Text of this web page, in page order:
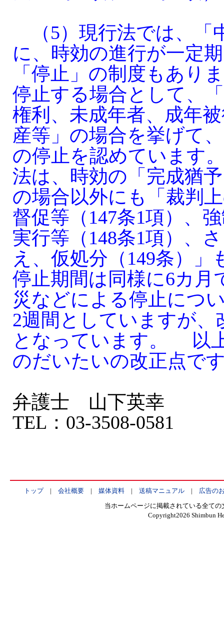
（5）現行法では、「
に、時効の進行が一定
「停止」の制度もあり
停止する場合として、
権利、未成年者、成年
産等」の場合を挙げて
の停止を認めています
法は、時効の「完成猶
の場合以外にも「裁判
督促等（147条1項）、
実行等（148条1項）、
え、仮処分（149条）」
停止期間は同様に6カ月
災などによる停止につ
2週間としていますが、
となっています。 以
のだいたいの改正点で
弁護士 山下英幸
TEL：03-3508-0581
トップ| 会社概要| 媒体資料| 送稿マニュアル| 広告の
当ホームページに掲載されている全て
Copyright2026 Shimbun